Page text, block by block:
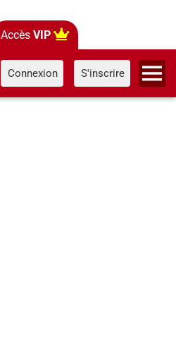
Accès VIP
Connexion S'inscrire